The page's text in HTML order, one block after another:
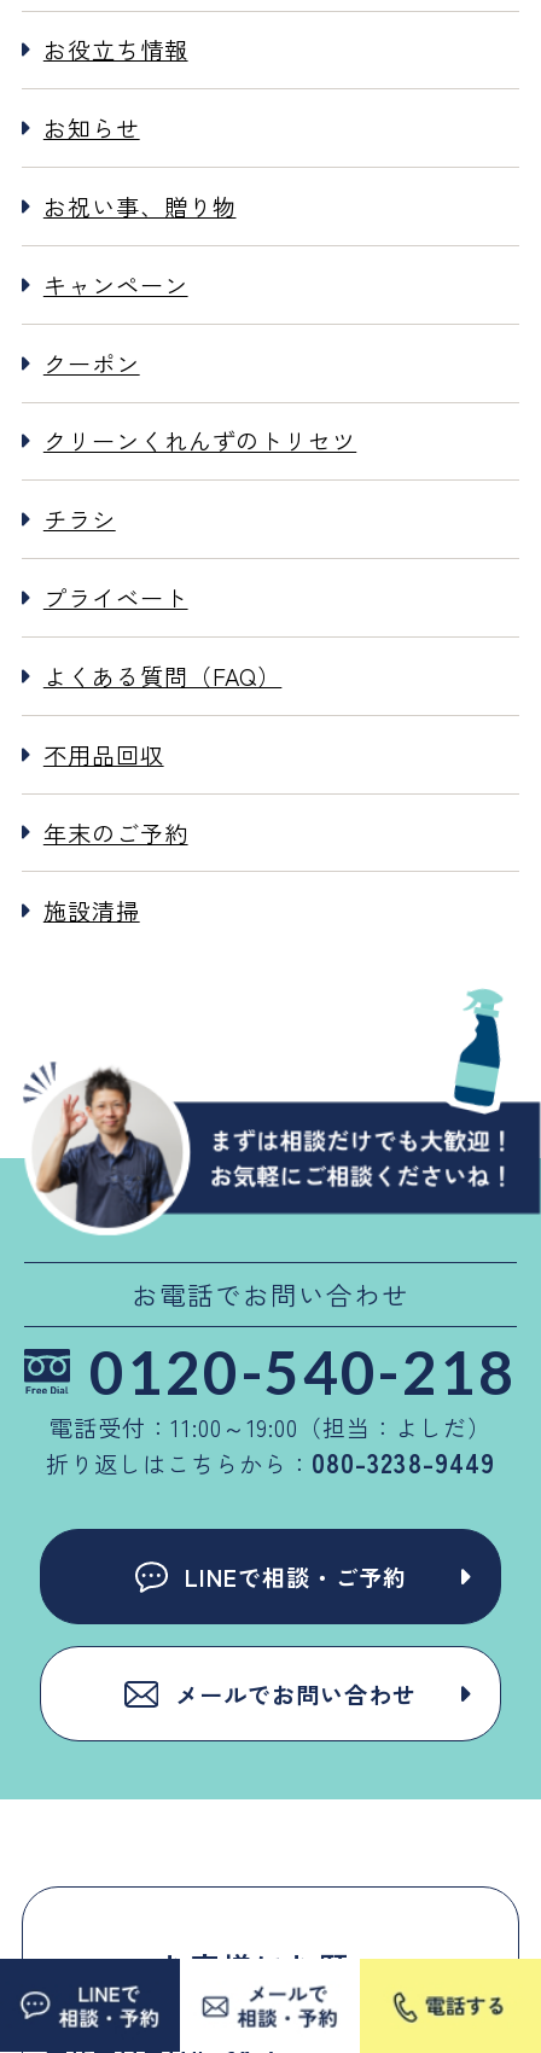
お役立ち情報
お知らせ
お祝い事、贈り物
キャンペーン
クーポン
クリーンくれんずのトリセツ
チラシ
プライベート
よくある質問（FAQ）
不用品回収
年末のご予約
施設清掃
お電話でお問い合わせ
0120-540-218
電話受付：11:00～19:00（担当：よしだ）
折り返しはこちらから： 080-3238-9449
LINEで相談・ご予約
メールでお問い合わせ
お客様にお願い